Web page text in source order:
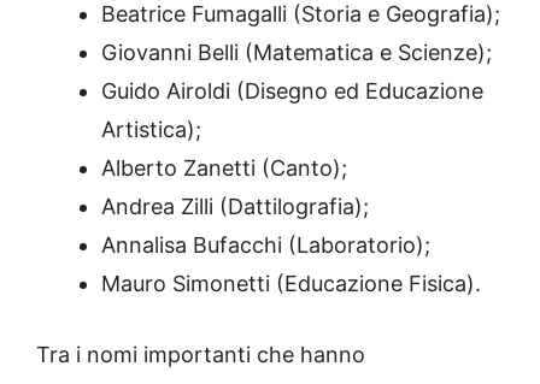
Beatrice Fumagalli (Storia e Geografia);
Giovanni Belli (Matematica e Scienze);
Guido Airoldi (Disegno ed Educazione
Artistica);
Alberto Zanetti (Canto);
Andrea Zilli (Dattilografia);
Annalisa Bufacchi (Laboratorio);
Mauro Simonetti (Educazione Fisica).
Tra i nomi importanti che hanno